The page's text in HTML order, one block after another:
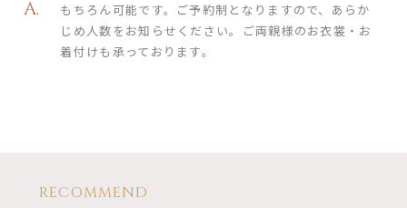
もちろん可能です。ご予約制となりますので、あらか
じめ人数をお知らせください。ご両親様のお衣裳・お
着付けも承っております。
RECOMMEND